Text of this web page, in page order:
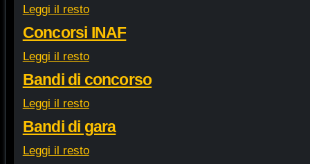
Leggi il resto
Concorsi INAF
Leggi il resto
Bandi di concorso
Leggi il resto
Bandi di gara
Leggi il resto